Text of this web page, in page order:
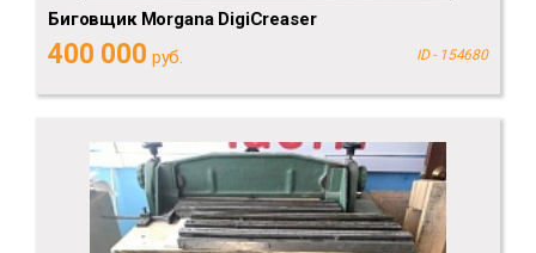
Биговщик Morgana DigiCreaser
400 000 руб. ID - 154680